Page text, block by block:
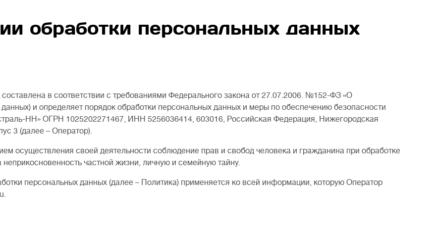
обработки персональных данных
в соответствии с требованиями Федерального закона от 27.07.2006. №152-ФЗ «О
и определяет порядок обработки персональных данных и меры по обеспечению безопасности
НН» ОГРН 1025202271467, ИНН 5256036414, 603016, Российская Федерация, Нижегородская
3 (далее – Оператор).
осуществления своей деятельности соблюдение прав и свобод человека и гражданина при обработке
частной жизни, личную и семейную тайну.
персональных данных (далее – Политика) применяется ко всей информации, которую Оператор